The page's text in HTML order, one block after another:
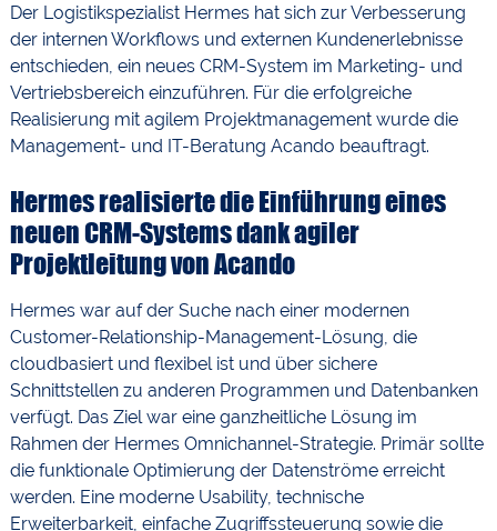
Der Logistikspezialist Hermes hat sich zur Verbesserung
der internen Workflows und externen Kundenerlebnisse
entschieden, ein neues CRM-System im Marketing- und
Vertriebsbereich einzuführen. Für die erfolgreiche
Realisierung mit agilem Projektmanagement wurde die
Management- und IT-Beratung Acando beauftragt.
Hermes realisierte die Einführung eines
neuen CRM-Systems dank agiler
Projektleitung von Acando
Hermes war auf der Suche nach einer modernen
Customer-Relationship-Management-Lösung, die
cloudbasiert und flexibel ist und über sichere
Schnittstellen zu anderen Programmen und Datenbanken
verfügt. Das Ziel war eine ganzheitliche Lösung im
Rahmen der Hermes Omnichannel-Strategie. Primär sollte
die funktionale Optimierung der Datenströme erreicht
werden. Eine moderne Usability, technische
Erweiterbarkeit, einfache Zugriffssteuerung sowie die